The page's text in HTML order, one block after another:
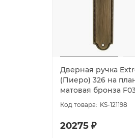
Дверная ручка
(Пиеро) 326 на
матовая бронза
KS-121198
20275 ₽